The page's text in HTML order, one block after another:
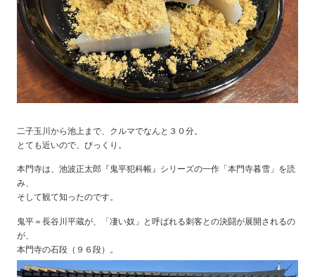
二子玉川から池上まで、クルマでなんと３０分。
とても近いので、びっくり。
本門寺は、池波正太郎『鬼平犯科帳』シリーズの一作「本門寺暮雪」を読
み、
そして観て知ったのです。
鬼平＝長谷川平蔵が、「凄い奴」と呼ばれる刺客との決闘が展開されるの
が、
本門寺の石段（９６段）。